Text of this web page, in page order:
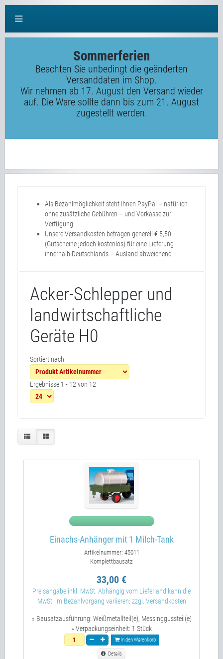
Sommerferien
Beachten Sie unbedingt die geänderten
Versanddaten im Shop.
Wir nehmen ab 17. August den Versand wieder
auf. Die Ware sollte dann bis zum 21. August
zugestellt werden.
Als Bezahlmöglichkeit steht Ihnen PayPal – natürlich
ohne zusätzliche Gebühren – und Vorkasse zur
Verfügung
Unsere Versandkosten betragen generell € 5,50
(Gutscheine jedoch kostenlos) für eine Lieferung
innerhalb Deutschlands – Ausland abweichend.
Acker-Schlepper und
landwirtschaftliche
Geräte H0
Sortiert nach
Ergebnisse 1 - 12 von 12
Einachs-Anhänger mit 1 Milch-Tank
Artikelnummer: 45011
Komplettbausatz
33,00 €
Preisangabe inkl. MwSt. Abhängig vom Lieferland kann die
MwSt. im Bezahlvorgang variieren; zzgl. Versandkosten
» Bausatzausführung: Weißmetallteil(e), Messinggussteil(e)
» Verpackungseinheit: 1 Stück
In den Warenkorb
Details